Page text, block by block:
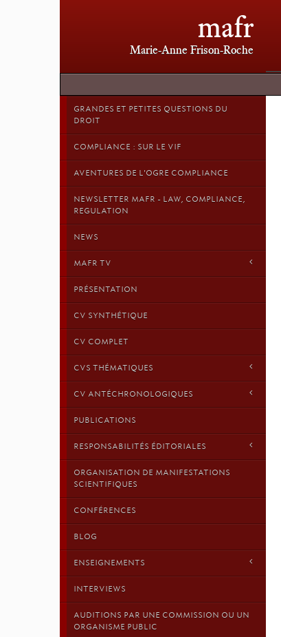
mafr
Marie-Anne Frison-Roche
GRANDES ET PETITES QUESTIONS DU
DROIT
COMPLIANCE : SUR LE VIF
AVENTURES DE L'OGRE COMPLIANCE
NEWSLETTER MAFR - LAW, COMPLIANCE,
REGULATION
NEWS
MAFR TV
PRÉSENTATION
CV SYNTHÉTIQUE
CV COMPLET
CVS THÉMATIQUES
CV ANTÉCHRONOLOGIQUES
PUBLICATIONS
RESPONSABILITÉS ÉDITORIALES
ORGANISATION DE MANIFESTATIONS
SCIENTIFIQUES
CONFÉRENCES
BLOG
ENSEIGNEMENTS
INTERVIEWS
AUDITIONS PAR UNE COMMISSION OU UN
ORGANISME PUBLIC